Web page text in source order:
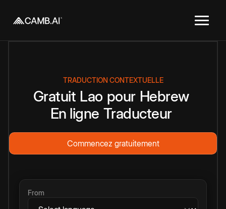
TRADUCTION CONTEXTUELLE
Gratuit Lao pour Hebrew
En ligne Traducteur
Commencez gratuitement
From